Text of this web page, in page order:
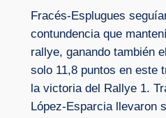
Fracés-Esplugues
contundencia que
rallye, ganando también
solo 11,8 puntos en este
la victoria del Rallye 1.
López-Esparcia llevaron